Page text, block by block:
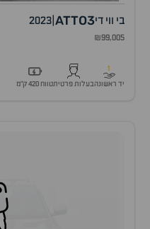
בי ווי דיATTO3
2023
₪99,005
1
יד ראשונהבעלות פרטיתטווח 420 ק״מ